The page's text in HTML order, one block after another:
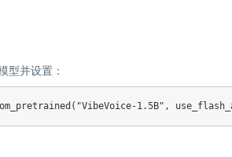
型并设置：
( "VibeVoice-1.5B" ,